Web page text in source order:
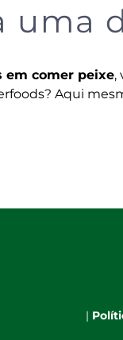
uma
em comer peixe,
Aqui
|